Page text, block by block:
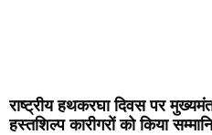
राष्ट्रीय हथकरघा दिवस पर
हस्तशिल्प कारीगरों को किया